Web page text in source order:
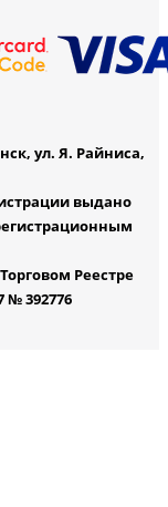
ул. Я. Райниса,
выдано
Реестре
№ 392776